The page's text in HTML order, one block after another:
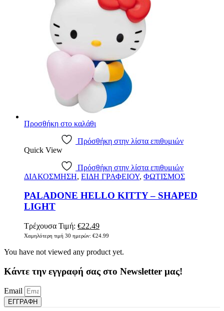
Προσθήκη στο καλάθι
Πρόσθήκη στην λίστα επιθυμιών
Quick View
Πρόσθήκη στην λίστα επιθυμιών
ΔΙΑΚΟΣΜΗΣΗ, ΕΙΔΗ ΓΡΑΦΕΙΟΥ, ΦΩΤΙΣΜΟΣ
PALADONE HELLO KITTY – SHAPED
LIGHT
Τρέχουσα Τιμή: Original
price
€24.99.
€22.49Η
τρέχουσα
είναι:
Χαμηλότερη τιμή 30 ημερών: €24.99
You have not viewed any product yet.
Κάντε την εγγραφή σας στο Newsletter μας!
Email
ΕΓΓΡΑΦΗ